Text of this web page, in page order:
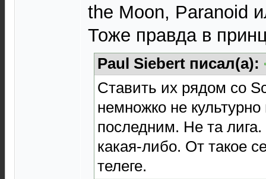
the Moon, Paranoid
Тоже правда в
Paul Siebert писал(а):
Ставить их рядом со
немножко не
последним. Не та
какая-либо. От такое
телеге.